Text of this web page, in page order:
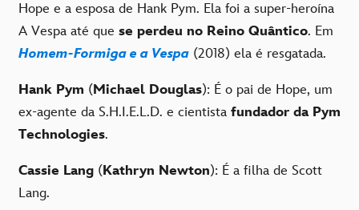
Hope e a esposa de Hank Pym. Ela foi a super-heroína
A Vespa até que se perdeu no Reino Quântico. Em
Homem-Formiga e a Vespa (2018) ela é resgatada.
Hank Pym (Michael Douglas): É o pai de Hope, um
ex-agente da S.H.I.E.L.D. e cientista fundador da Pym
Technologies.
Cassie Lang (Kathryn Newton): É a filha de Scott
Lang.